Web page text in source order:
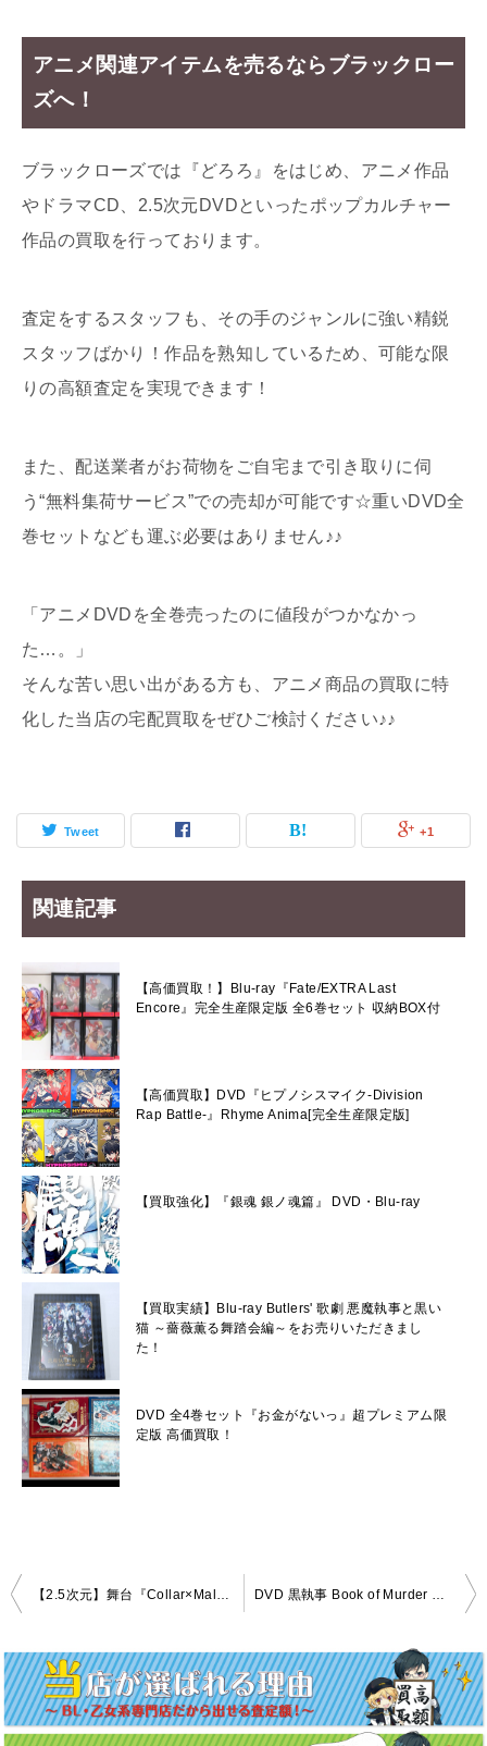
アニメ関連アイテムを売るならブラックロー
ズへ！
ブラックローズでは『どろろ』をはじめ、アニメ作品
やドラマCD、2.5次元DVDといったポップカルチャー
作品の買取を行っております。
査定をするスタッフも、その手のジャンルに強い精鋭
スタッフばかり！作品を熟知しているため、可能な限
りの高額査定を実現できます！
また、配送業者がお荷物をご自宅まで引き取りに伺
う“無料集荷サービス”での売却が可能です☆重いDVD全
巻セットなども運ぶ必要はありません♪♪
「アニメDVDを全巻売ったのに値段がつかなかっ
た…。」
そんな苦い思い出がある方も、アニメ商品の買取に特
化した当店の宅配買取をぜひご検討ください♪♪
Tweet +1
関連記事
【高価買取！】Blu-ray『Fate/EXTRA Last
Encore』完全生産限定版 全6巻セット 収納BOX付
【高価買取】DVD『ヒプノシスマイク-Division
Rap Battle-』Rhyme Anima[完全生産限定版]
【買取強化】『銀魂 銀ノ魂篇』 DVD・Blu-ray
【買取実績】Blu-ray Butlers' 歌劇 悪魔執事と黒い
猫 ～薔薇薫る舞踏会編～をお売りいただきまし
た！
DVD 全4巻セット『お金がないっ』超プレミアム限
定版 高価買取！
投
ナ
ビ
ゲ
【2.5次元】舞台『Collar×Malice 笹塚尊編』Blu-ray 高価買取！ DVD 黒執事 Book of Murder 上・下巻セット 完全生産限定版 買取致しました！